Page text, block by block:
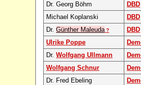
Dr. Georg Böhm
DBD
Michael Koplanski
DBD
Dr.Günther Maleuda ?
DBD
Ulrike Poppe
Dr.Wolfgang Ullmann
Wolfgang Schnur
Dr. Fred Ebeling